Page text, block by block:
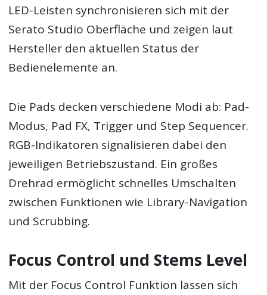
LED-Leisten synchronisieren sich mit der
Serato Studio Oberfläche und zeigen laut
Hersteller den aktuellen Status der
Bedienelemente an.
Die Pads decken verschiedene Modi ab: Pad-
Modus, Pad FX, Trigger und Step Sequencer.
RGB-Indikatoren signalisieren dabei den
jeweiligen Betriebszustand. Ein großes
Drehrad ermöglicht schnelles Umschalten
zwischen Funktionen wie Library-Navigation
und Scrubbing.
Focus Control und Stems Level
Mit der Focus Control Funktion lassen sich